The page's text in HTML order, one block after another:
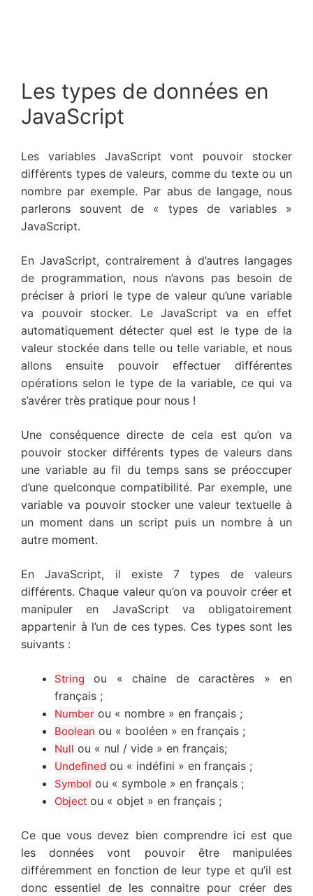
Les types de données en
JavaScript
Les variables JavaScript vont pouvoir stocker
différents types de valeurs, comme du texte ou un
nombre par exemple. Par abus de langage, nous
parlerons souvent de « types de variables »
JavaScript.
En JavaScript, contrairement à d’autres langages
de programmation, nous n’avons pas besoin de
préciser à priori le type de valeur qu’une variable
va pouvoir stocker. Le JavaScript va en effet
automatiquement détecter quel est le type de la
valeur stockée dans telle ou telle variable, et nous
allons ensuite pouvoir effectuer différentes
opérations selon le type de la variable, ce qui va
s’avérer très pratique pour nous !
Une conséquence directe de cela est qu’on va
pouvoir stocker différents types de valeurs dans
une variable au fil du temps sans se préoccuper
d’une quelconque compatibilité. Par exemple, une
variable va pouvoir stocker une valeur textuelle à
un moment dans un script puis un nombre à un
autre moment.
En JavaScript, il existe 7 types de valeurs
différents. Chaque valeur qu’on va pouvoir créer et
manipuler en JavaScript va obligatoirement
appartenir à l’un de ces types. Ces types sont les
suivants :
String ou « chaine de caractères » en
français ;
Number ou « nombre » en français ;
Boolean ou « booléen » en français ;
Null ou « nul / vide » en français;
Undefined ou « indéfini » en français ;
Symbol ou « symbole » en français ;
Object ou « objet » en français ;
Ce que vous devez bien comprendre ici est que
les données vont pouvoir être manipulées
différemment en fonction de leur type et qu’il est
donc essentiel de les connaitre pour créer des